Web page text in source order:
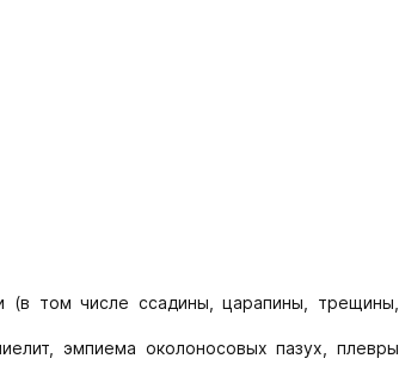
том числе ссадины, царапины, трещины,
эмпиема околоносовых пазух, плевры